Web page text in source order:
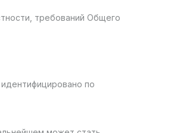
требований Общего
по